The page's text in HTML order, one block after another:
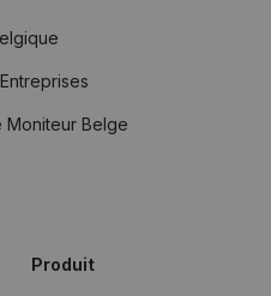
Moniteur Belge
Produit